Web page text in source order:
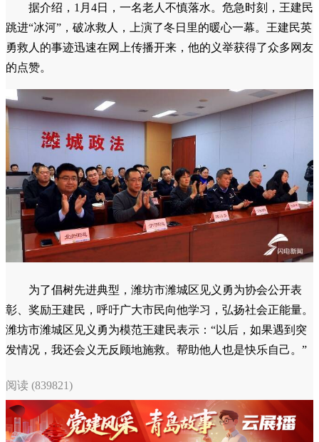
据介绍，1月4日，一名老人不慎落水。危急时刻，王建民
跳进“冰河”，破冰救人，上演了冬日里的暖心一幕。王建民英
勇救人的事迹迅速在网上传播开来，他的义举获得了众多网友
的点赞。
为了倡树先进典型，潍坊市潍城区见义勇为协会公开表
彰、奖励王建民，呼吁广大市民向他学习，弘扬社会正能量。
潍坊市潍城区见义勇为模范王建民表示：“以后，如果遇到突
发情况，我还会义无反顾地施救。帮助他人也是快乐自己。”
阅读 (839821)